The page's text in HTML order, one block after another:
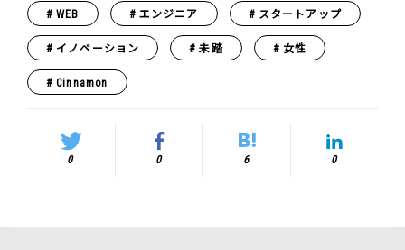
WEB エンジニア スタートアップ
イノベーション 未踏 女性
Cinnamon
0 0 6 0